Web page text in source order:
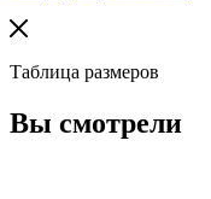
Таблица размеров
Вы смотрели